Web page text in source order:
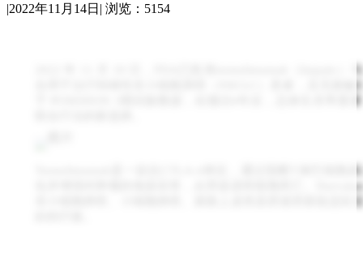
|2022年11月14日 | 浏览：5154
化并增强对肿瘤的免疫应答，从而促进癌细胞死亡。